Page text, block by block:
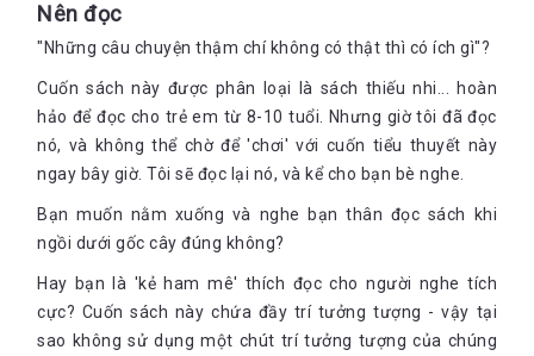
Nên đọc
"Những câu chuyện thậm chí không có thật thì có ích gì"?
Cuốn sách này được phân loại là sách thiếu nhi... hoàn
hảo để đọc cho trẻ em từ 8-10 tuổi. Nhưng giờ tôi đã đọc
nó, và không thể chờ để 'chơi' với cuốn tiểu thuyết này
ngay bây giờ. Tôi sẽ đọc lại nó, và kể cho bạn bè nghe.
Bạn muốn nằm xuống và nghe bạn thân đọc sách khi
ngồi dưới gốc cây đúng không?
Hay bạn là 'kẻ ham mê' thích đọc cho người nghe tích
cực? Cuốn sách này chứa đầy trí tưởng tượng - vậy tại
sao không sử dụng một chút trí tưởng tượng của chúng